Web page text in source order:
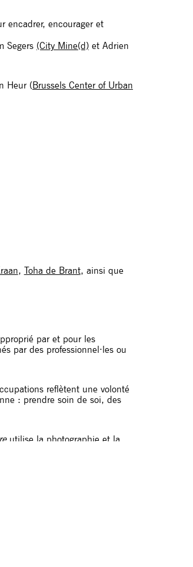
encadrer, encourager et
Segers (City Mine(d)et Adrien
Heur (Brussels Center of Urban
, Toha de Brant, ainsi que
par et pour les
par des professionnel·les ou
reflètent une volonté
: prendre soin de soi, des
utilise la photographie et la